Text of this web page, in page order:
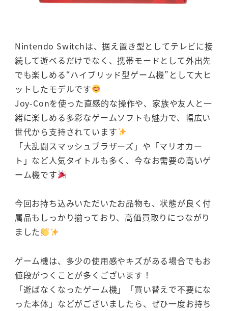
Nintendo Switchは、据え置き型としてテレビに接
続して遊べるだけでなく、携帯モードとして外出先
でも楽しめる“ハイブリッド型ゲーム機”として大ヒ
ットしたモデルです
Joy-Conを使った直感的な操作や、家族や友人と一
緒に楽しめる多彩なゲームソフトも魅力で、幅広い
世代から支持されています
「大乱闘スマッシュブラザーズ」や「マリオカー
ト」など人気タイトルも多く、今なお需要の高いゲ
ーム機です
今回お持ち込みいただいたお品物も、状態が良く付
属品もしっかり揃っており、高価買取りにつながり
ました
ゲーム機は、多少の使用感やキズがある場合でもお
値段がつくことが多くございます！
「遊ばなくなったゲーム機」「買い替えで不要にな
った本体」などがございましたら、ぜひ一度お持ち